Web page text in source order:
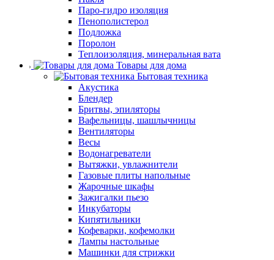
Паро-гидро изоляция
Пенополистерол
Подложка
Поролон
Теплоизоляция, минеральная вата
Товары для дома
Бытовая техника
Акустика
Блендер
Бритвы, эпиляторы
Вафельницы, шашлычницы
Вентиляторы
Весы
Водонагреватели
Вытяжки, увлажнители
Газовые плиты напольные
Жарочные шкафы
Зажигалки пьезо
Инкубаторы
Кипятильники
Кофеварки, кофемолки
Лампы настольные
Машинки для стрижки